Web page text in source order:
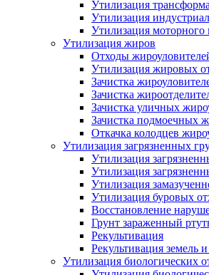
Утилизация
Утилизация
Утилизация моторного
Утилизация жиров
Отходы
Утилизация жировых
Зачистка
Зачистка
Зачистка уличных
Зачистка подмоечных
Откачка колодцев
Утилизация загрязненных
Утилизация
Утилизация
Утилизация
Утилизация буровых
Восстановление
Грунт зараженный
Рекультивация
Рекультивация земель
Утилизация биологических